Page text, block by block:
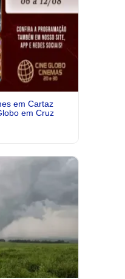
em Cartaz
em Cruz